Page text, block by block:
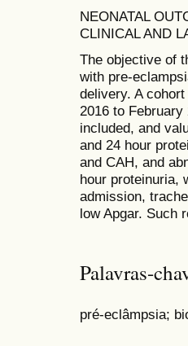
NEONATAL
CLINICAL AND
The objective of
with pre-
delivery. A
2016 to
included, and
and 24 hour
and CAH, and
hour proteinuria,
admission,
low Apgar. Such
Palavras-
pré-eclâmpsia;